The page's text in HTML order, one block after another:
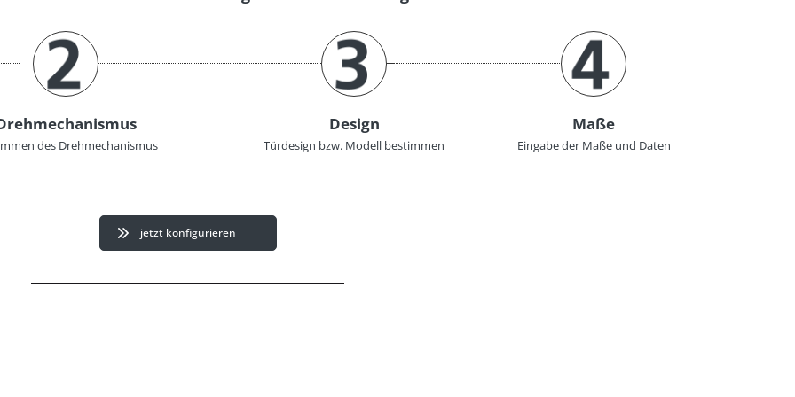
des Drehmechanismus
Design
Türdesign bzw. Modell bestimmen
Maße
Eingabe der Maße und Daten
jetzt konfigurieren